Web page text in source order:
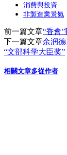
消費與投資
非製造業景氣
前一篇文章“香會
下一篇文章余润
“文部科学大臣奖”
相關文章多從作者